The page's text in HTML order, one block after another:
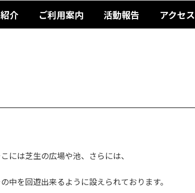
介 ご利用案内 活動報告 アクセス
には芝生の広場や池、さらには、
中を回遊出来るように設えられております。